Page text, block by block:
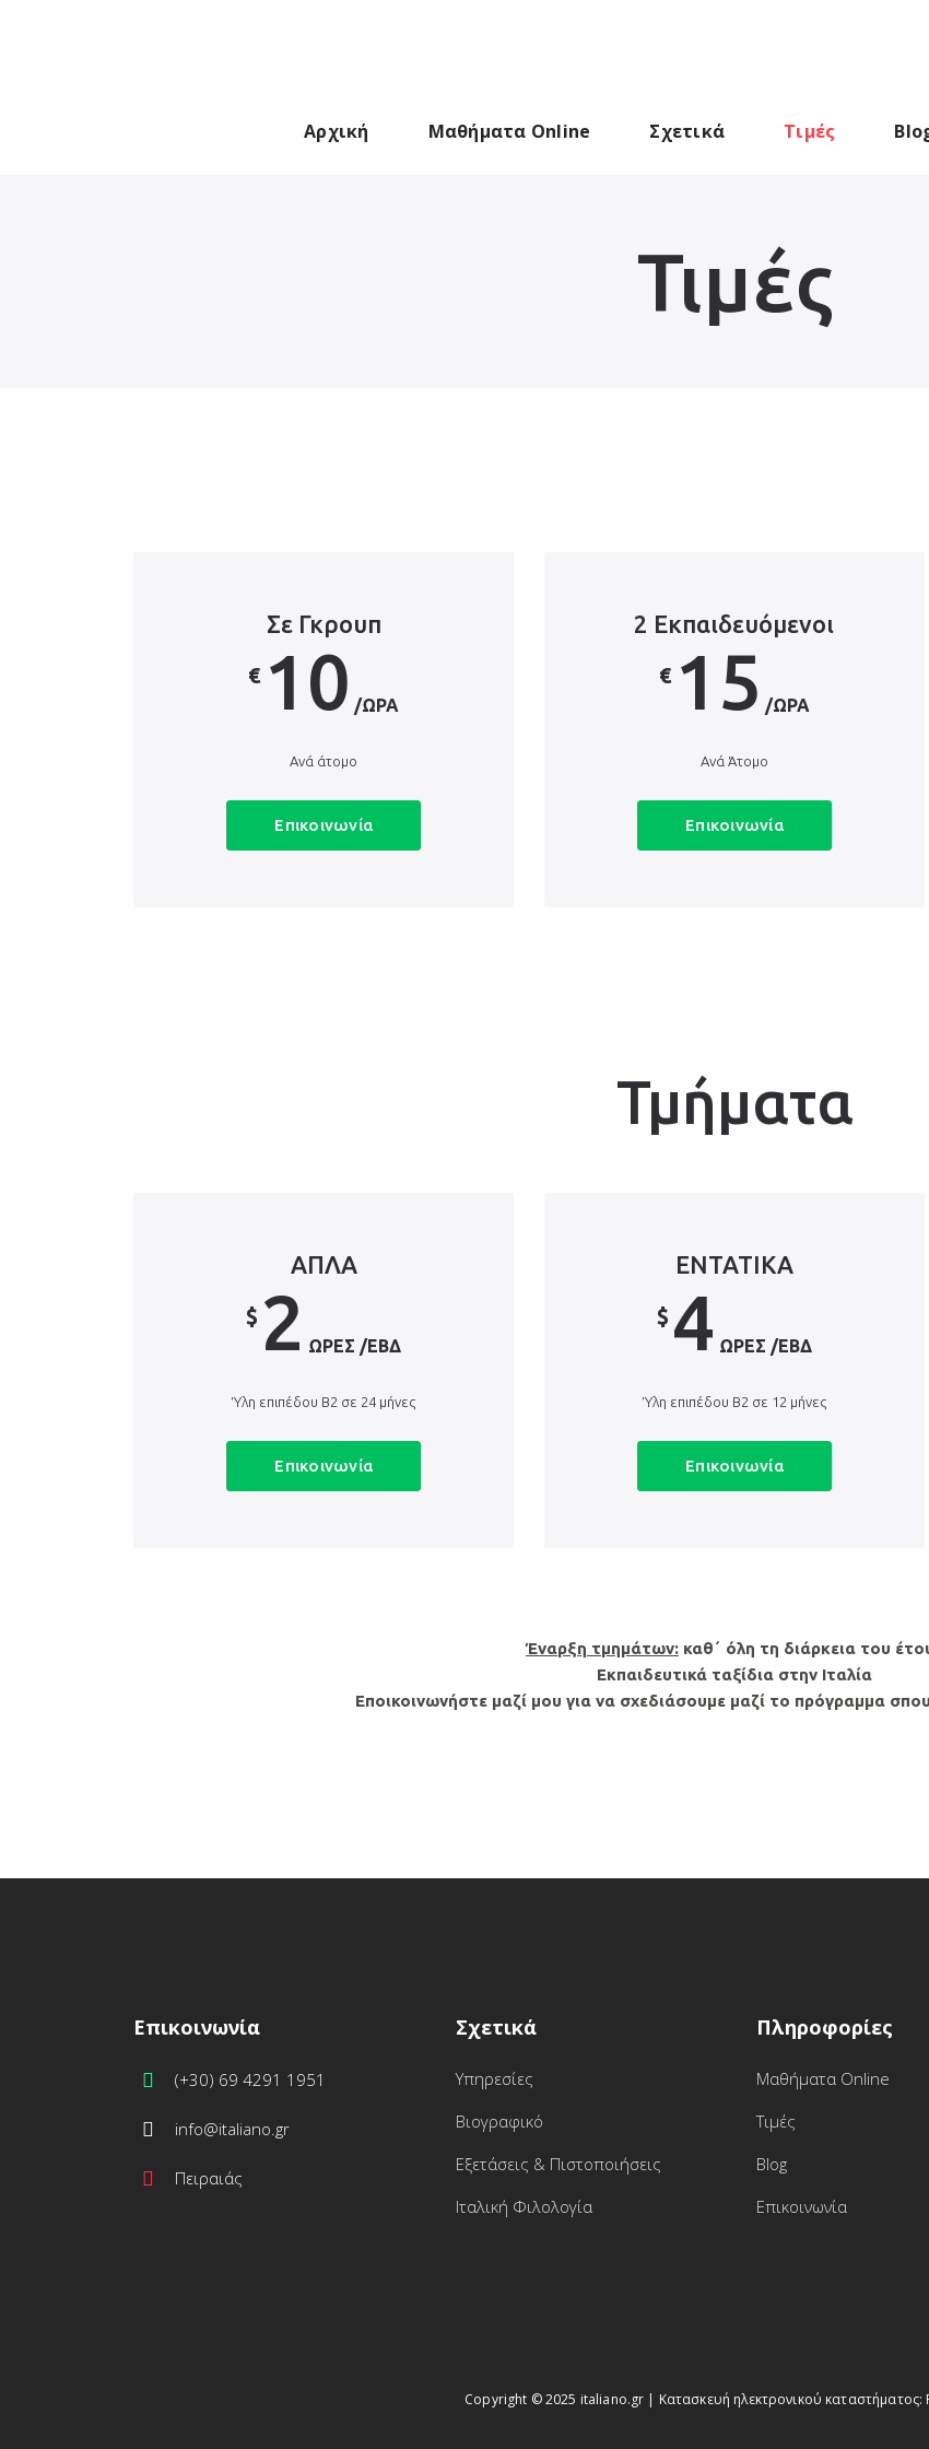
Αρχική Μαθήματα Online Σχετικά Τιμές
Τιμές
Σε Γκρουπ
€ 10 /ΏΡΑ
Ανά άτομο
Επικοινωνία
2 Εκπαιδευόμενοι
€ 15 /ΏΡΑ
Ανά Άτομο
Επικοινωνία
Τμήματα
ΑΠΛΑ
$ 2 ΏΡΕΣ /ΕΒΔ
Ύλη επιπέδου Β2 σε 24 μήνες
Επικοινωνία
ΕΝΤΑΤΙΚΑ
$ 4 ΏΡΕΣ /ΕΒΔ
Ύλη επιπέδου Β2 σε 12 μήνες
Επικοινωνία
Έναρξη τμημάτων: καθ΄ όλη τη διάρκεια του
Εκπαιδευτικά ταξίδια στην Ιταλία
Εποικοινωνήστε μαζί μου για να σχεδιάσουμε μαζί το πρόγραμμα
Επικοινωνία
(+30) 69 4291 1951
info@italiano.gr
Πειραιάς
Σχετικά
Υπηρεσίες
Βιογραφικό
Εξετάσεις & Πιστοποιήσεις
Ιταλική Φιλολογία
Πληροφορίες
Μαθήματα Online
Τιμές
Blog
Επικοινωνία
Copyright © 2025 italiano.gr | Κατασκευή ηλεκτρονικού καταστήματος: